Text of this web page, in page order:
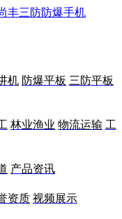
机 防爆平板 三防平板
林业渔业 物流运输 工
产品资讯
资质 视频展示